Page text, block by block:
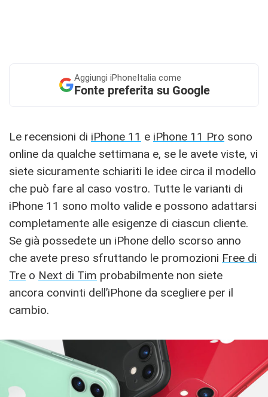
Aggiungi iPhoneItalia come
Fonte preferita su Google
Le recensioni di iPhone 11 e iPhone 11 Pro sono
online da qualche settimana e, se le avete viste, vi
siete sicuramente schiariti le idee circa il modello
che può fare al caso vostro. Tutte le varianti di
iPhone 11 sono molto valide e possono adattarsi
completamente alle esigenze di ciascun cliente.
Se già possedete un iPhone dello scorso anno
che avete preso sfruttando le promozioni Free di
Tre o Next di Tim probabilmente non siete
ancora convinti dell’iPhone da scegliere per il
cambio.